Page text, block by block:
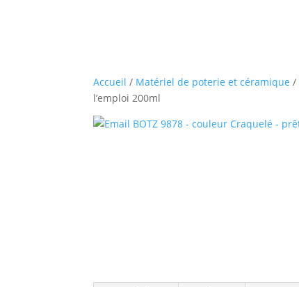
Accueil / Matériel de poterie et céramique /
l’emploi 200ml